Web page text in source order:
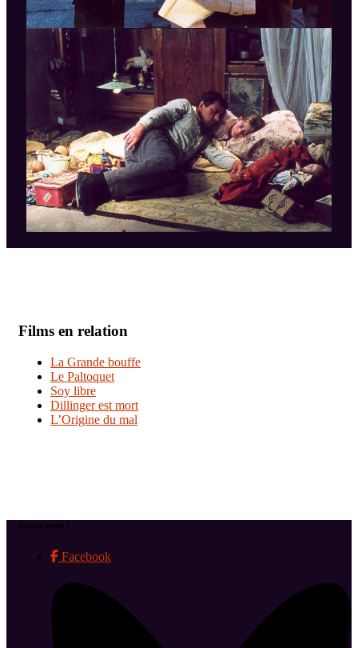
Films en relation
La Grande bouffe
Le Paltoquet
Soy libre
Dillinger est mort
L’Origine du mal
Suivez-nous !
Facebook